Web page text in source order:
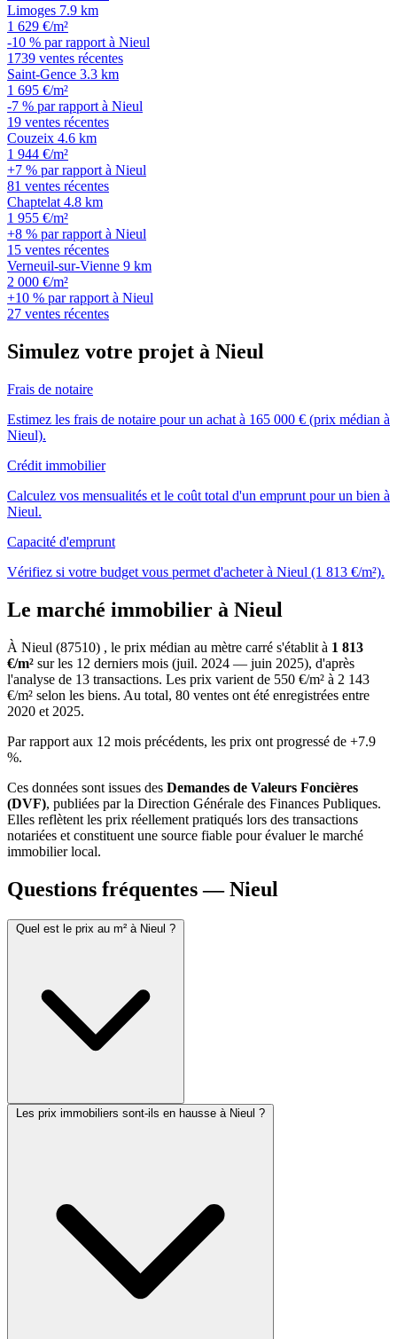
Limoges 7.9 km
1 629 €/m²
-10 % par rapport à Nieul
1739 ventes récentes
Saint-Gence 3.3 km
1 695 €/m²
-7 % par rapport à Nieul
19 ventes récentes
Couzeix 4.6 km
1 944 €/m²
+7 % par rapport à Nieul
81 ventes récentes
Chaptelat 4.8 km
1 955 €/m²
+8 % par rapport à Nieul
15 ventes récentes
Verneuil-sur-Vienne 9 km
2 000 €/m²
+10 % par rapport à Nieul
27 ventes récentes
Simulez votre projet à Nieul
Frais de notaire
Estimez les frais de notaire pour un achat à 165 000 € (prix médian à
Nieul).
Crédit immobilier
Calculez vos mensualités et le coût total d'un emprunt pour un bien à
Nieul.
Capacité d'emprunt
Vérifiez si votre budget vous permet d'acheter à Nieul (1 813 €/m²).
Le marché immobilier à Nieul
À Nieul (87510) , le prix médian au mètre carré s'établit à 1 813
€/m² sur les 12 derniers mois (juil. 2024 — juin 2025), d'après
l'analyse de 13 transactions. Les prix varient de 550 €/m² à 2 143
€/m² selon les biens. Au total, 80 ventes ont été enregistrées entre
2020 et 2025.
Par rapport aux 12 mois précédents, les prix ont progressé de +7.9
%.
Ces données sont issues des Demandes de Valeurs Foncières
(DVF), publiées par la Direction Générale des Finances Publiques.
Elles reflètent les prix réellement pratiqués lors des transactions
notariées et constituent une source fiable pour évaluer le marché
immobilier local.
Questions fréquentes — Nieul
Quel est le prix au m² à Nieul ?
Les prix immobiliers sont-ils en hausse à Nieul ?